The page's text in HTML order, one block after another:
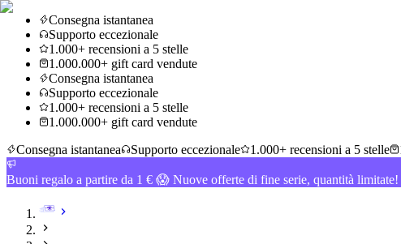
Consegna istantanea
Supporto eccezionale
1.000+ recensioni a 5 stelle
1.000.000+ gift card vendute
Consegna istantanea
Supporto eccezionale
1.000+ recensioni a 5 stelle
1.000.000+ gift card vendute
Consegna istantanea
Supporto eccezionale 1.000+ recensioni a 5 stelle
Buoni regalo a partire da 1 € 😱 Nuove offerte di fine serie, quantità limitate!